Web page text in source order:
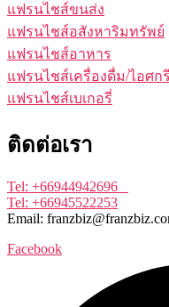
แฟรนไชส์ขนส่ง
แฟรนไชส์อสังหาริมทรัพย์
แฟรนไชส์อาหาร
แฟรนไชส์เครื่องดื่ม/ไอศก
แฟรนไชส์เบเกอรี่
ติดต่อเรา
Tel: +66944942696
Tel: +66945522253
Email:
Facebook